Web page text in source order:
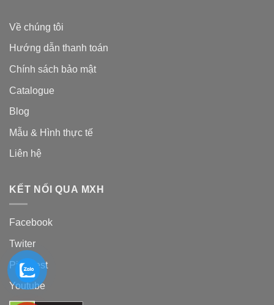
Về chúng tôi
Hướng dẫn thanh toán
Chính sách bảo mật
Catalogue
Blog
Mẫu & Hình thực tế
Liên hệ
KẾT NỐI QUA MXH
Facebook
Twiter
Pinterest
Youtube